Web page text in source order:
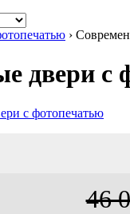
›
двери с
46